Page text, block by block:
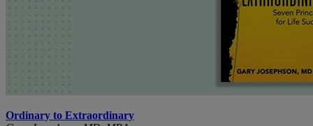
Ordinary to Extraordinary